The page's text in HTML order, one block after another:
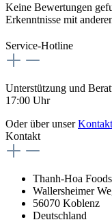
Keine Bewertungen
Erkenntnisse mit
Service-Hotline
Unterstützung und
17:00 Uhr
Oder über unser
Kontakt
Thanh-Hoa
Wallersheimer
56070 Koblenz
Deutschland